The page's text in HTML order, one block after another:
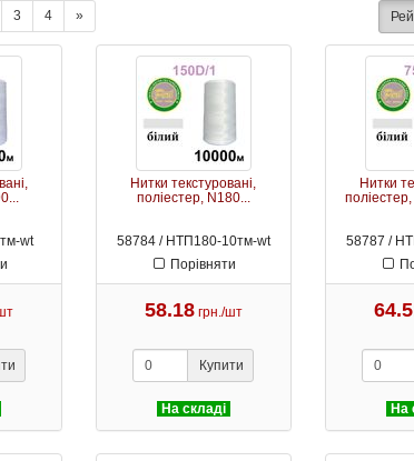
3 4 »
wt
Нитки текстуровані,
поліестер, N180...
58784 / НТП180-10тм-wt
Порівняти
58.18 грн./шт
Купити
На складі
Нитки
58787 /
На